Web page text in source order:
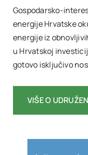
Gospodarsko-
energije Hrvatske
energije iz
u Hrvatskoj
gotovo isključivo
VIŠE O